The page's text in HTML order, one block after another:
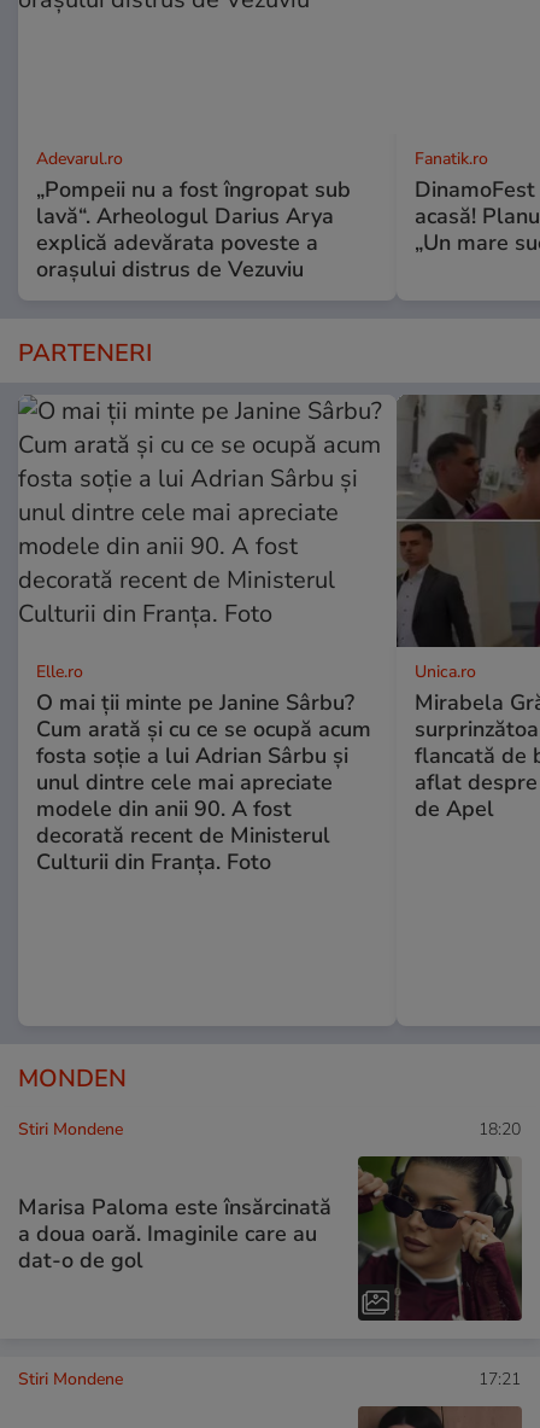
Adevarul.ro
„Pompeii nu a fost îngropat sub
lavă“. Arheologul Darius Arya
explică adevărata poveste a
orașului distrus de Vezuviu
Fanatik.ro
acasă!
„Un mare
PARTENERI
Elle.ro
O mai ții minte pe Janine Sârbu?
Cum arată și cu ce se ocupă acum
fosta soție a lui Adrian Sârbu și
unul dintre cele mai apreciate
modele din anii 90. A fost
decorată recent de Ministerul
Culturii din Franța. Foto
Unica.ro
Mirabela
flancată de
aflat
de Apel
MONDEN
Stiri Mondene 18:20
Marisa Paloma este însărcinată
a doua oară. Imaginile care au
dat-o de gol
Stiri Mondene 17:21